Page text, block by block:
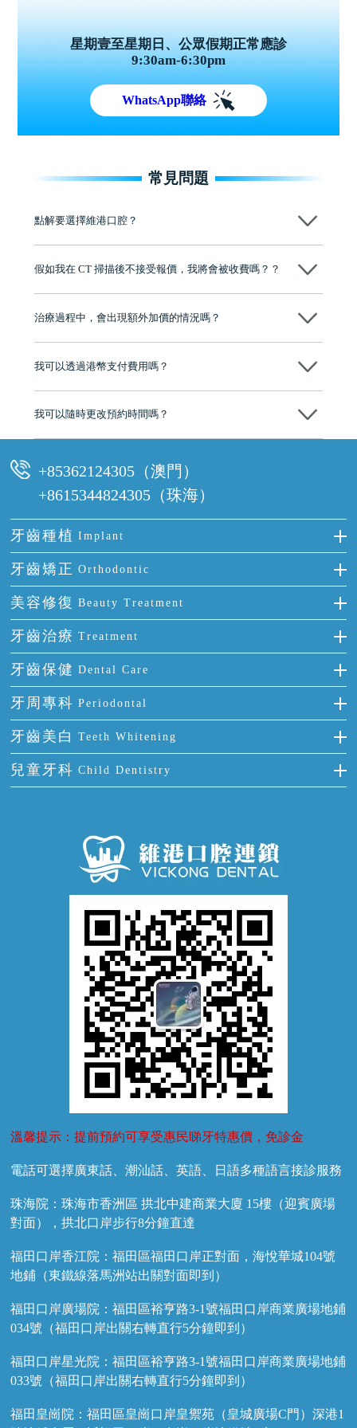
星期壹至星期日、公眾假期正常應診
9:30am-6:30pm
WhatsApp聯絡
常見問題
點解要選擇維港口腔？
維港口腔踐行「醫道濟世」的大學校訓，各分院匯聚來自香港、內地的
牌」、「2025香港企業領袖品牌」，是諾貝爾種植系統全球放心植牙中
至今已服務超過三十個國家和地區的顧客，受到粵港澳大灣區及周邊城
市市民極高的口碑評價及信任推薦 珠海、深圳設有八大分院，香港亦設
有咨詢及服務保障中心，有任何問題都可以隨時預約免費咨詢，讓人十
假如我在 CT 掃描後不接受報價，我將會被收費嗎？？
治療過程中，會出現額外加價的情況嗎？
我可以透過港幣支付費用嗎？
我可以隨時更改預約時間嗎？
可以，請盡早通過wechat或whatsapp聯絡我們，告知我們你原本預約的
+85362124305（澳門）
+8615344824305（珠海）
牙齒種植 Implant
種牙
單顆牙缺失
門牙缺失
多顆牙缺失
半口缺失
全口缺失
牙齒矯正 Orthodontic
隱形箍牙
前牙反頜
牙齒擁擠
牙齒前突
牙齒稀疏
美容修復 Beauty Treatment
全瓷牙
烤瓷牙
氟斑牙
四環素牙
活動假牙
牙貼面
牙齒治療 Treatment
補牙
智齒
根管治療
拔牙
牙痛
牙齒保健 Dental Care
正確刷牙
全國愛牙日
預防牙病
牙科通識
牙周專科 Periodontal
牙周炎
牙齦出血
牙齦炎
牙齦萎縮
牙齒美白 Teeth Whitening
冷光美白
兒童牙科 Child Dentistry
溫馨提示：提前預約可享受惠民睇牙特惠價，免診金
電話可選擇廣東話、潮汕話、英語、日語多種語言接診服務
珠海院：珠海市香洲區 拱北中建商業大廈 15樓（迎賓廣場
對面），拱北口岸步行8分鐘直達
福田口岸香江院：福田區福田口岸正對面，海悅華城104號
地鋪（東鐵線落馬洲站出關對面即到）
福田口岸廣場院：福田區裕亨路3-1號福田口岸商業廣場地鋪
034號（福田口岸出關右轉直行5分鐘即到）
福田口岸星光院：福田區裕亨路3-1號福田口岸商業廣場地鋪
033號（福田口岸出關右轉直行5分鐘即到）
福田皇崗院：福田區皇崗口岸皇禦苑（皇城廣場C門）深港1